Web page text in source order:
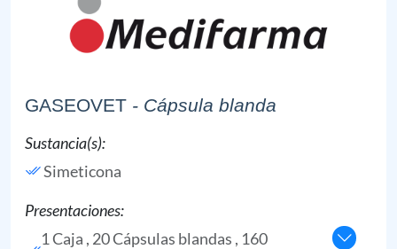
GASEOVET - Cápsula blanda
Sustancia(s):
Simeticona
Presentaciones:
1 Caja , 20 Cápsulas blandas , 160